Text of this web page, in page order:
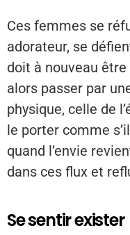
Ces femmes se
adorateur, se
doit à nouveau
alors passer par
physique, celle de
le porter comme
quand l’envie
dans ces flux et
Se sentir exister